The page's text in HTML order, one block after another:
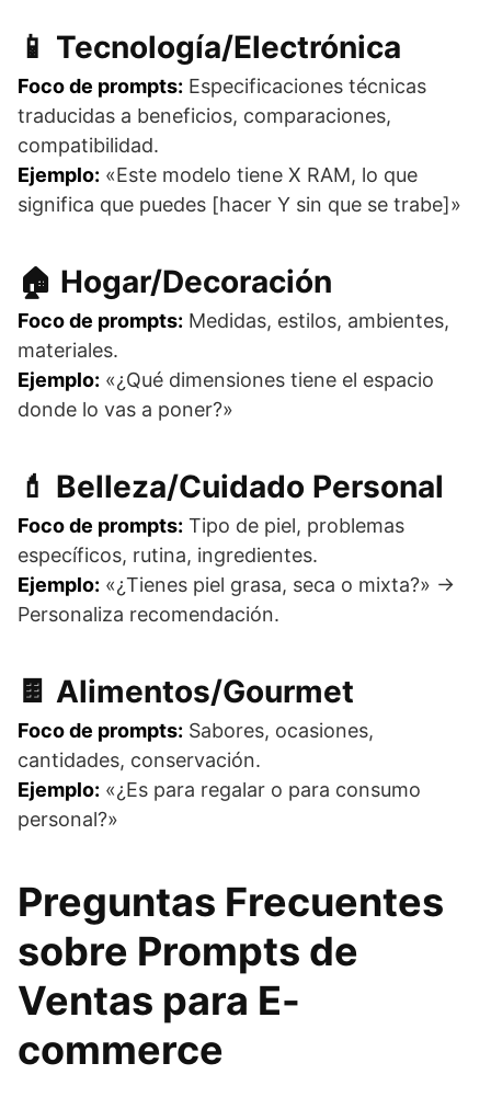
📱 Tecnología/Electrónica
Foco de prompts: Especificaciones técnicas
traducidas a beneficios, comparaciones,
compatibilidad.
Ejemplo: «Este modelo tiene X RAM, lo que
significa que puedes [hacer Y sin que se trabe]»
🏠 Hogar/Decoración
Foco de prompts: Medidas, estilos, ambientes,
materiales.
Ejemplo: «¿Qué dimensiones tiene el espacio
donde lo vas a poner?»
💄 Belleza/Cuidado Personal
Foco de prompts: Tipo de piel, problemas
específicos, rutina, ingredientes.
Ejemplo: «¿Tienes piel grasa, seca o mixta?» →
Personaliza recomendación.
🍫 Alimentos/Gourmet
Foco de prompts: Sabores, ocasiones,
cantidades, conservación.
Ejemplo: «¿Es para regalar o para consumo
personal?»
Preguntas Frecuentes
sobre Prompts de
Ventas para E-
commerce